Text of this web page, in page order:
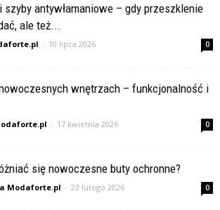
szyby antywłamaniowe – gdy przeszklenie
ale też...
- 10 lipca 2026 0
wnętrzach – funkcjonalność i
- 17 kwietnia 2026 0
się nowoczesne buty ochronne?
Modaforte.pl - 23 lutego 2026 0